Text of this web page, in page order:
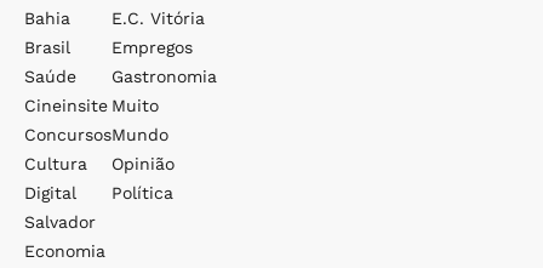
Bahia
Brasil
Saúde
Cineinsite
Concursos
Cultura
Digital
Salvador
Economia
E.c. Vitória
Empregos
Gastronomia
Muito
Mundo
Opinião
Política